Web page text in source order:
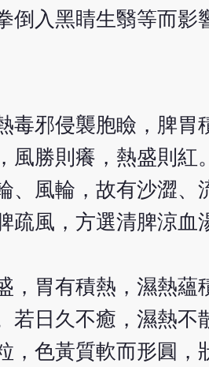
入黑睛生翳等而影
毒邪侵襲胞瞼，脾胃
風勝則癢，熱盛則
、風輪，故有沙澀
疏風，方選清脾涼
，胃有積熱，濕熱
若日久不癒，濕熱
，色黃質軟而形圓